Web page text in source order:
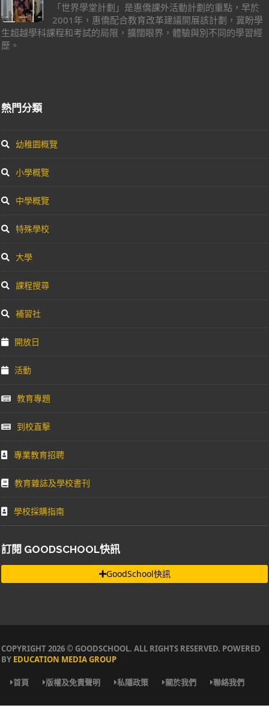
「世界學堂計劃」是惠僑課外活動計劃的重點，早於
2001年，惠僑配合教育改革建議開展該計劃，冀盼學
生超越學科課程和考試的局限，擴闊眼界，體驗與別不同的學習經
歷。
熱門分類
幼稚園概覽
小學概覽
中學概覽
特殊學校
大學
課程搜尋
補習社
開放日
活動
教育專題
到校直擊
專業教育招聘
教育雜誌及學校書刊
學校採購指南
訂閱 GOODSCHOOL快訊
GoodSchool快訊
COPYRIGHT 2026 © GOODSCHOOL. ALL RIGHTS RESERVED. POWERED
BY EDUCATION MEDIA GROUP
首頁 版權及免責聲明 私隱政策 關於我們 聯絡我們